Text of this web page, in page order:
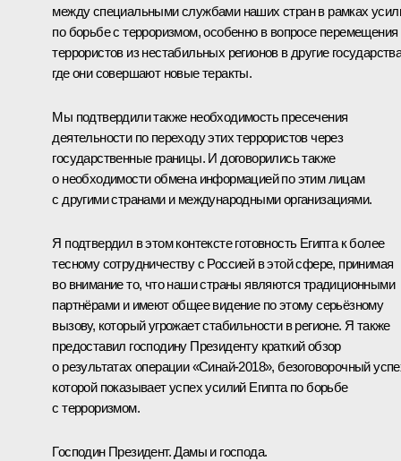
между специальными службами наших стран в рамках
по борьбе с терроризмом, особенно в вопросе перемещения
террористов из нестабильных регионов в другие
где они совершают новые теракты.
Мы подтвердили также необходимость пресечения
деятельности по переходу этих террористов через
государственные границы. И договорились также
о необходимости обмена информацией по этим лицам
с другими странами и международными организациями.
Я подтвердил в этом контексте готовность Египта к более
тесному сотрудничеству с Россией в этой сфере, принимая
во внимание то, что наши страны являются традиционными
партнёрами и имеют общее видение по этому серьёзному
вызову, который угрожает стабильности в регионе. Я также
предоставил господину Президенту краткий обзор
о результатах операции «Синай-2018», безоговорочный
которой показывает успех усилий Египта по борьбе
с терроризмом.
Господин Президент. Дамы и господа.